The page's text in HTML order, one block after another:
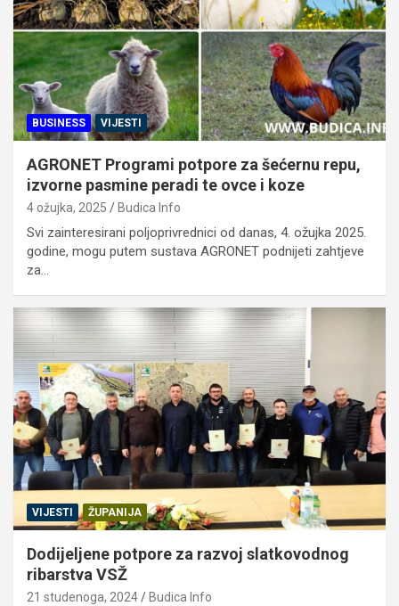
BUSINESS VIJESTI
AGRONET Programi potpore za šećernu repu,
izvorne pasmine peradi te ovce i koze
4 ožujka, 2025 Budica Info
Svi zainteresirani poljoprivrednici od danas, 4. ožujka 2025.
godine, mogu putem sustava AGRONET podnijeti zahtjeve
za…
VIJESTI ŽUPANIJA
Dodijeljene potpore za razvoj slatkovodnog
ribarstva VSŽ
21 studenoga, 2024 Budica Info